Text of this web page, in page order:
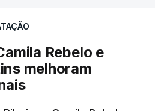
Rebelo e
melhoram